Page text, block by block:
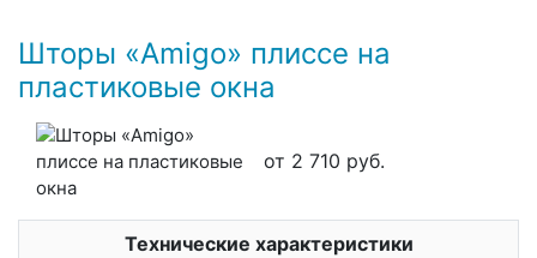
Шторы «Amigo» плиссе на
пластиковые окна
от 2 710 руб.
Технические характеристики